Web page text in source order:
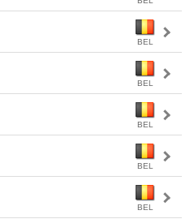
BEL
BEL
BEL
BEL
BEL